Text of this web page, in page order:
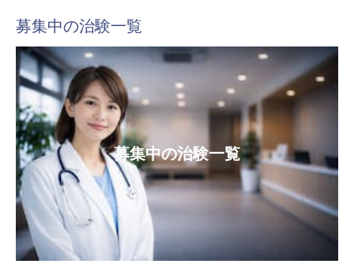
募集中の治験一覧
募集中の治験一覧